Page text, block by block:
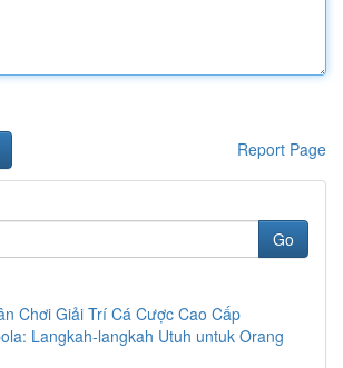
Report Page
Go
Chơi Giải Trí Cá Cược Cao Cấp
Langkah-langkah Utuh untuk Orang